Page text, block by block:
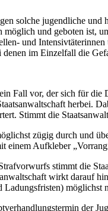
solche jugendliche
und geboten ist,
und
denen im Einzelfall die
Fall vor, der sich für die
herbei.
Stimmt die
zügig durch und
einem Aufkleber
stimmt die
wirkt darauf
möglichst
der